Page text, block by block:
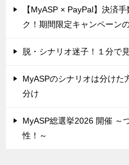
【MyASP × PayPal】決済
ク！期間限定キャンペーン
脱・シナリオ迷子！１分で
MyASPのシナリオは分けた
分け
MyASP総選挙2026 開催 ～
性！～